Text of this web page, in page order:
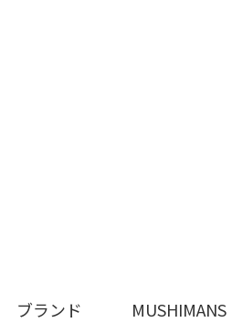
ブランド MUSHIMANS